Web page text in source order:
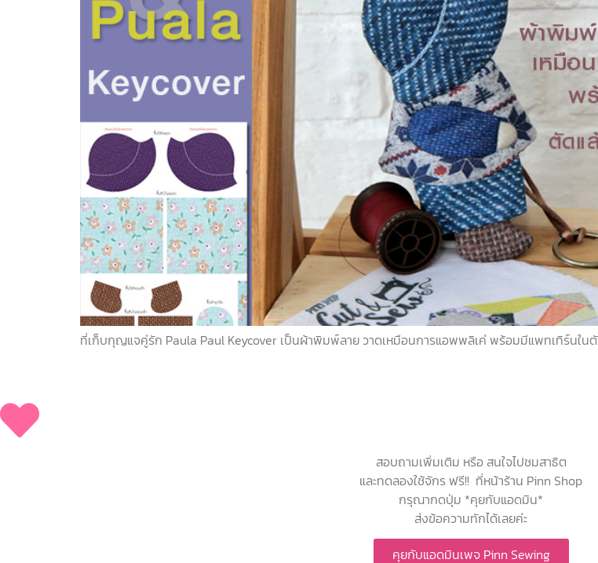
ที่เก็บกุญแจคู่รัก Paula Paul Keycover เป็นผ้าพิมพ์ลาย วาดเหมือนการแอพพลิเค่ พร้อมมีแพทเทิร์นใน
สอบถามเพิ่มเติม หรือ สนใจไปชมสาธิต
และทดลองใช้จักร ฟรี!! ที่หน้าร้าน Pinn Shop
กรุณากดปุ่ม *คุยกับแอดมิน*
ส่งข้อความทักได้เลยค่ะ
คุยกับแอดมินเพจ Pinn Sewing